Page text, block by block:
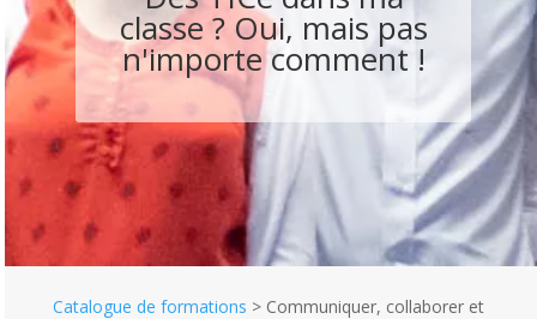
classe ? Oui, mais pas
n'importe comment !
Catalogue de formations > Communiquer, collaborer et